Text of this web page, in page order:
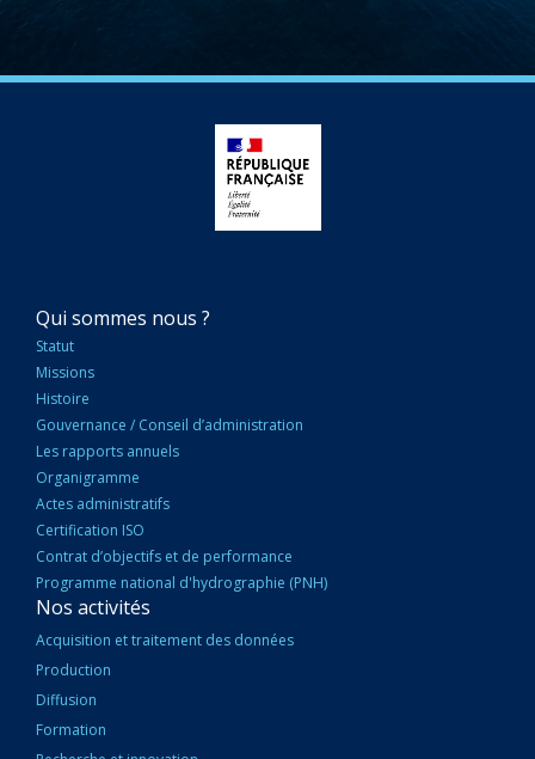
NAVIGATION
PRINCIPALE
Qui sommes nous ?
Statut
Missions
Histoire
Gouvernance / Conseil d’administration
Les rapports annuels
Organigramme
Actes administratifs
Certification ISO
Contrat d’objectifs et de performance
Programme national d'hydrographie (PNH)
Nos activités
Acquisition et traitement des données
Production
Diffusion
Formation